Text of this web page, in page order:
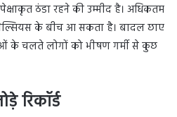
ठंडा रहने की उम्मीद है। अधिकतम
के बीच आ सकता है। बादल छाए
के चलते लोगों को भीषण गर्मी से कुछ
रिकॉर्ड